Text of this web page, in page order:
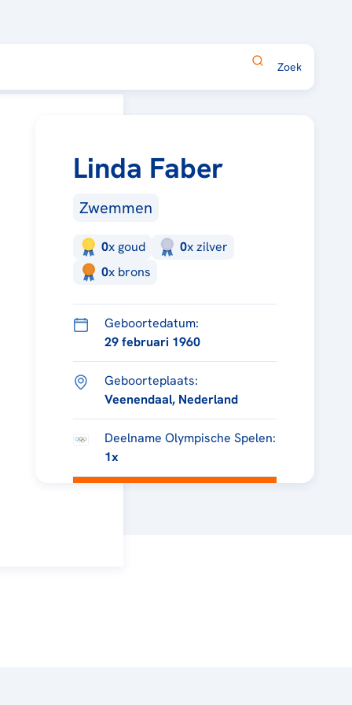
Linda Faber
Zwemmen
0x goud 0xzilver
0x brons
Geboortedatum:
29 februari 1960
Geboorteplaats:
Veenendaal, Nederland
Deelname Olympische Spelen:
1x